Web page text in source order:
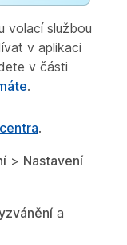
volací službou
v aplikaci
v části
.
.
> Nastavení
a